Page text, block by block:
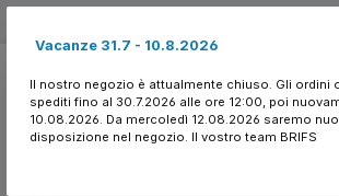
Vacanze 31.7 - 10.8.2026
Il nostro negozio è attualmente chiuso. Gli ordini
spediti fino al 30.7.2026 alle ore 12:00, poi
10.08.2026. Da mercoledì 12.08.2026 saremo
disposizione nel negozio. Il vostro team BRIFS